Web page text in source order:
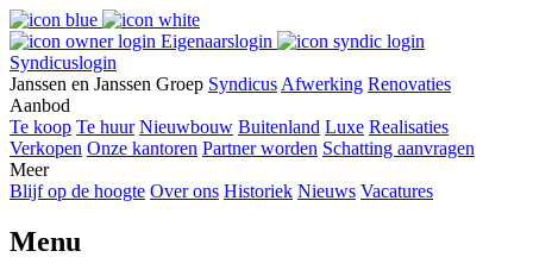
Eigenaarslogin
Syndicuslogin
Janssen en Janssen Groep Syndicus Afwerking Renovaties
Aanbod
Te koop Te huur Nieuwbouw Buitenland Luxe Realisaties
Verkopen Onze kantoren Partner worden Schatting aanvragen
Meer
Blijf op de hoogte Over ons Historiek Nieuws Vacatures
Menu